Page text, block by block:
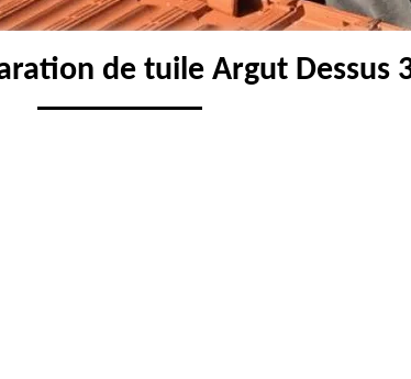
de tuile Argut Dessus